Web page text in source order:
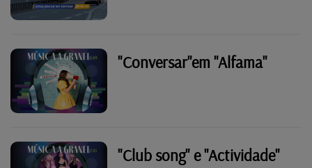
"Conversar"em "Alfama"
"Club song" e "Actividade"